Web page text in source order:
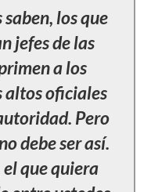
los que
jefes de las
a los
altos oficiales
Pero
debe ser así.
que quiera